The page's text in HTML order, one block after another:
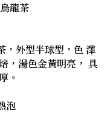
龍茶
，外型半球型，色 澤
，湯色金黃明亮， 具
。
泡